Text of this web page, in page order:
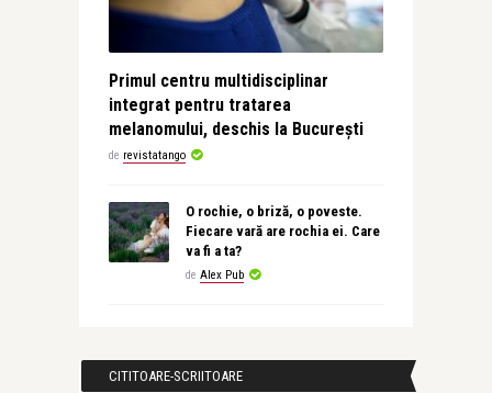
Primul centru multidisciplinar
integrat pentru tratarea
melanomului, deschis la București
de revistatango
O rochie, o briză, o poveste.
Fiecare vară are rochia ei. Care
va fi a ta?
de Alex Pub
CITITOARE-SCRIITOARE